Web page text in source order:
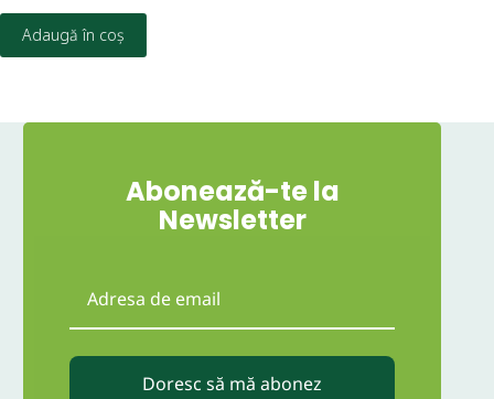
Adaugă în coș
Abonează-te la
Newsletter
Doresc să mă abonez